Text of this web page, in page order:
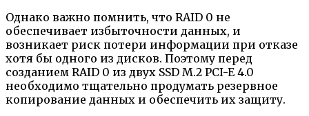
Однако важно помнить, что RAID 0 не
обеспечивает избыточности данных, и
возникает риск потери информации при отказе
хотя бы одного из дисков. Поэтому перед
созданием RAID 0 из двух SSD M.2 PCI-E 4.0
необходимо тщательно продумать резервное
копирование данных и обеспечить их защиту.